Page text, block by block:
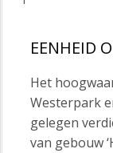
EENHEID
Het
Westerpark
gelegen
van gebouw